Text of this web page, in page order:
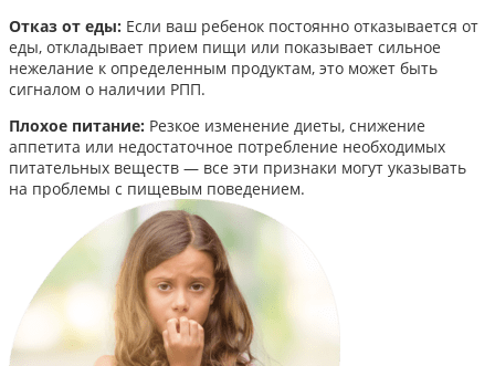
Отказ от еды: Если ваш ребенок постоянно отказывается от
еды, откладывает прием пищи или показывает сильное
нежелание к определенным продуктам, это может быть
сигналом о наличии РПП.
Плохое питание: Резкое изменение диеты, снижение
аппетита или недостаточное потребление необходимых
питательных веществ — все эти признаки могут указывать
на проблемы с пищевым поведением.